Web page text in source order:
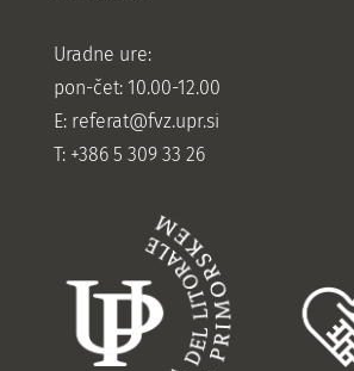
Uradne ure:
pon-čet: 10.00-12.00
E: referat@fvz.upr.si
T: +386 5 309 33 26